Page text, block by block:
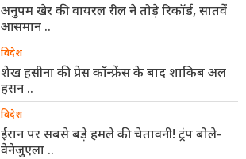
अनुपम खेर की वायरल रील ने तोड़े रिकॉर्ड, सातवें
आसमान ..
विदेश
शेख हसीना की प्रेस कॉन्फ्रेंस के बाद शाकिब अल
हसन ..
विदेश
ईरान पर सबसे बड़े हमले की चेतावनी! ट्रंप बोले-
वेनेजुएला ..